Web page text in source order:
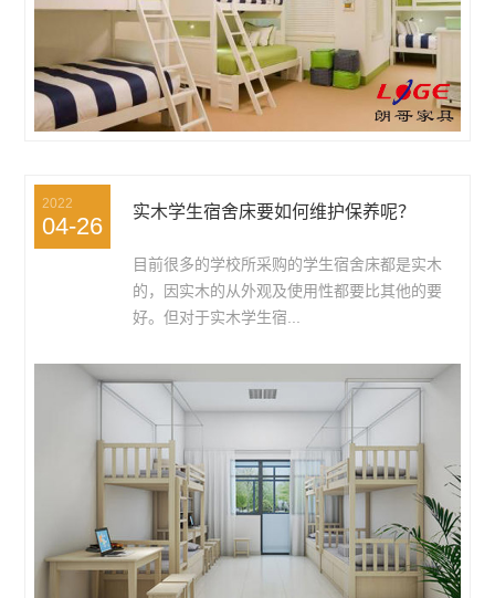
2022
04-26
实木学生宿舍床要如何维护保养呢？
目前很多的学校所采购的学生宿舍床都是实木
的，因实木的从外观及使用性都要比其他的要
好。但对于实木学生宿...